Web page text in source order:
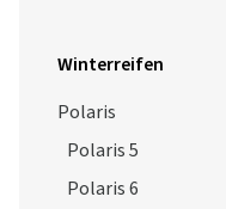
Winterreifen
Polaris
Polaris 5
Polaris 6